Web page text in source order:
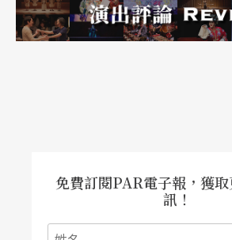
謂三審六問、皇帝批准的死刑案
蹺，竟不惜一切地越權翻案，而
好戲，但從編的角度上看，就有
免費訂閱PAR電子報，獲
訊！